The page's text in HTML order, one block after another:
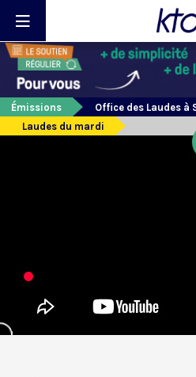
Émissions
Office des Laudes à
Laudes du mardi